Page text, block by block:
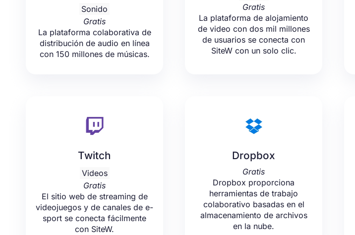
Sonido
Gratis
La plataforma colaborativa de
distribución de audio en línea
con 150 millones de músicas.
Gratis
La plataforma de alojamiento
de video con dos mil millones
de usuarios se conecta con
SiteW con un solo clic.
Twitch
Videos
Gratis
El sitio web de streaming de
videojuegos y de canales de e-
sport se conecta fácilmente
con SiteW.
Dropbox
Gratis
Dropbox proporciona
herramientas de trabajo
colaborativo basadas en el
almacenamiento de archivos
en la nube.